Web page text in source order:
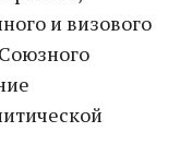
и визового